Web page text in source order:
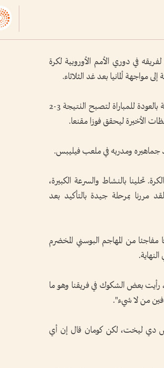
في دوري الأمم الأوروبية لكرة
وتقدم المنتخب الهولندي 2-1 في الشوط الأول لكنه سمح للبوسنة بالعودة للمباراة لتصبح النتيجة 3-2
جماهيره ومدربه في ملعب فيليبس.
تحلينا بالنشاط والسرعة الكبيرة،
مررنا بمرحلة جيدة بالتأكيد بعد
استقبلت هولندا هدفا مفاجئا من المهاجم البوسني المخضرم
وأضاف كومان "عندما عادت البوسنة في النتيجة وأصبحت 3-2، رأيت بعض الشكوك في فريقنا وهو ما
من لا شيء".
دي ليخت، لكن كومان قال إن أي